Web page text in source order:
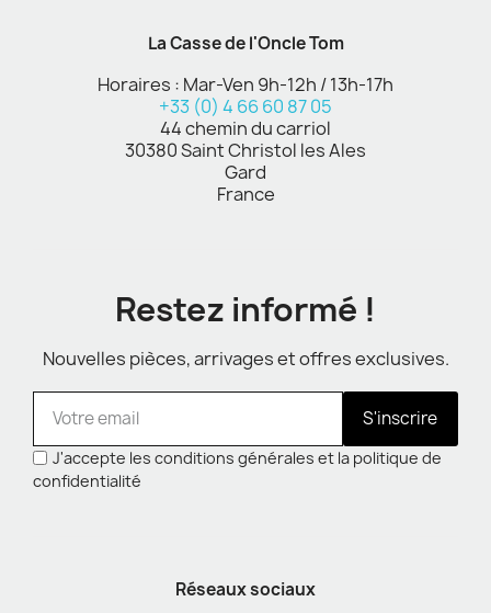
La Casse de l'Oncle Tom
Horaires : Mar-Ven 9h-12h / 13h-17h
+33 (0) 4 66 60 87 05
44 chemin du carriol
30380 Saint Christol les Ales
Gard
France
Restez informé !
Nouvelles pièces, arrivages et offres exclusives.
S'inscrire
J'accepte les conditions générales et la politique de
confidentialité
Réseaux sociaux